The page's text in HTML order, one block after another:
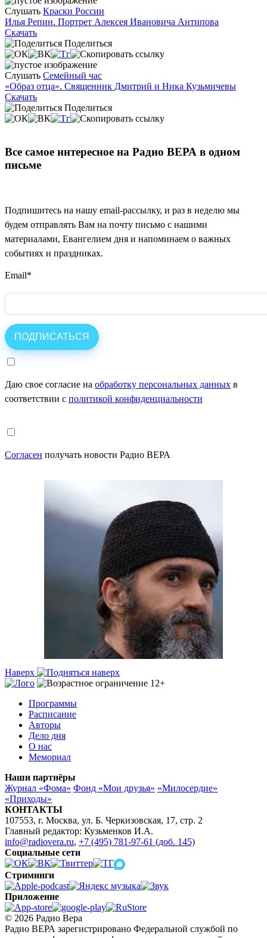
Слушать Краски России
Илья Репин. Портрет Алексея Ивановича Антипова
Скачать
Поделиться
Слушать Семейный час
«Образ отца». Священник Дмитрий и Ника Кузьмичевы
Скачать
Поделиться
Все самое интересное на Радио ВЕРА в одном
письме
Подпишитесь на нашу email-рассылку, и раз в неделю мы
будем отправлять Вам на почту письмо с нашими
материалами, Евангелием дня и напоминаем о важных
событиях и праздниках.
Email*
Даю свое согласие на обработку персональных данных в
соответствии с политикой конфиденциальности
Согласен получать новости Радио ВЕРА
Наверх
Программы
Расписание
Авторы
Дело дня
О нас
Мемориал
Наши партнёры
Журнал «Фома» Фонд «Мои друзья» «Милосердие»
«Приходы»
КОНТАКТЫ
107553, г. Москва, ул. Б. Черкизовская, 17, стр. 2
Главный редактор: Кузьменков И.А.
info@radiovera.ru, +7 (495) 781-97-61 (доб. 145)
Социальные сети
Стриминги
Приложение
© 2026 Радио Вера
Радио ВЕРА зарегистрировано Федеральной службой по